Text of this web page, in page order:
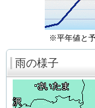
※平年値と
雨の様子